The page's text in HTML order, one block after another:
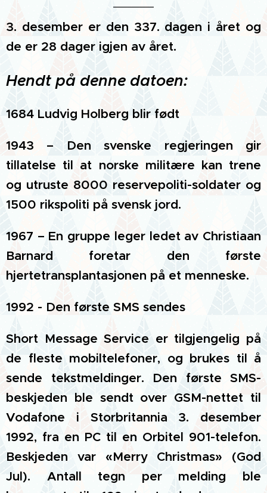
3. desember er den 337. dagen i året og
de er 28 dager igjen av året.
Hendt på denne datoen:
1684 Ludvig Holberg blir født
1943 – Den svenske regjeringen gir
tillatelse til at norske militære kan trene
og utruste 8000 reservepoliti-soldater og
1500 rikspoliti på svensk jord.
1967 – En gruppe leger ledet av Christiaan
Barnard foretar den første
hjertetransplantasjonen på et menneske.
1992 - Den første SMS sendes
Short Message Service er tilgjengelig på
de fleste mobiltelefoner, og brukes til å
sende tekstmeldinger. Den første SMS-
beskjeden ble sendt over GSM-nettet til
Vodafone i Storbritannia 3. desember
1992, fra en PC til en Orbitel 901-telefon.
Beskjeden var «Merry Christmas» (God
Jul). Antall tegn per melding ble